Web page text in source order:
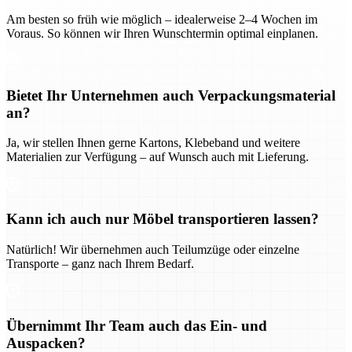
Am besten so früh wie möglich – idealerweise 2–4 Wochen im
Voraus. So können wir Ihren Wunschtermin optimal einplanen.
Bietet Ihr Unternehmen auch Verpackungsmaterial
an?
Ja, wir stellen Ihnen gerne Kartons, Klebeband und weitere
Materialien zur Verfügung – auf Wunsch auch mit Lieferung.
Kann ich auch nur Möbel transportieren lassen?
Natürlich! Wir übernehmen auch Teilumzüge oder einzelne
Transporte – ganz nach Ihrem Bedarf.
Übernimmt Ihr Team auch das Ein- und
Auspacken?